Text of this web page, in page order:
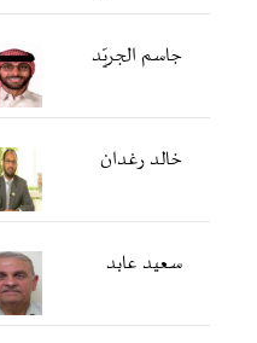
جاسم الجريّد
خالد رغدان
سعید عابد